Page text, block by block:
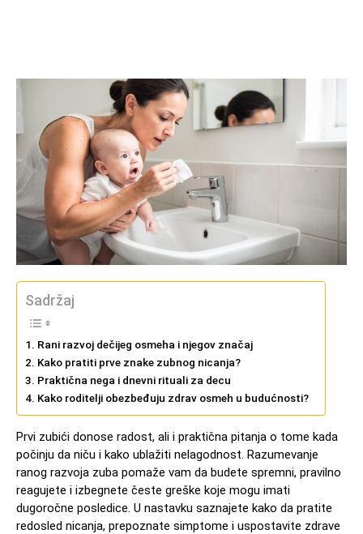
Sadržaj
Rani razvoj dečijeg osmeha i njegov značaj
Kako pratiti prve znake zubnog nicanja?
Praktična nega i dnevni rituali za decu
Kako roditelji obezbeđuju zdrav osmeh u budućnosti?
Prvi zubići donose radost, ali i praktična pitanja o tome kada
počinju da niču i kako ublažiti nelagodnost. Razumevanje
ranog razvoja zuba pomaže vam da budete spremni, pravilno
reagujete i izbegnete česte greške koje mogu imati
dugoročne posledice. U nastavku saznajete kako da pratite
redosled nicanja, prepoznate simptome i uspostavite zdrave